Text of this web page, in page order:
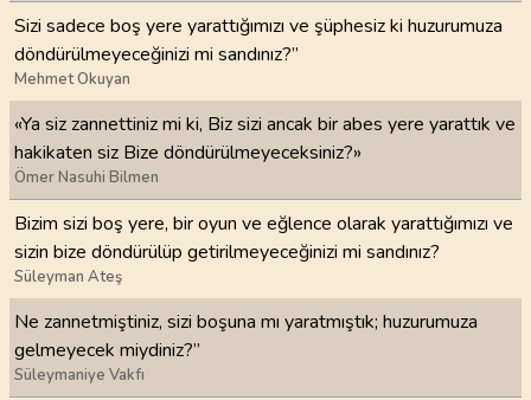
Sizi sadece boş yere yarattığımızı ve şüphesiz ki huzurumuza
döndürülmeyeceğinizi mi sandınız?”
Mehmet Okuyan
«Ya siz zannettiniz mi ki, Biz sizi ancak bir abes yere yarattık ve
hakikaten siz Bize döndürülmeyeceksiniz?»
Ömer Nasuhi Bilmen
Bizim sizi boş yere, bir oyun ve eğlence olarak yarattığımızı ve
sizin bize döndürülüp getirilmeyeceğinizi mi sandınız?
Süleyman Ateş
Ne zannetmiştiniz, sizi boşuna mı yaratmıştık; huzurumuza
gelmeyecek miydiniz?”
Süleymaniye Vakfı